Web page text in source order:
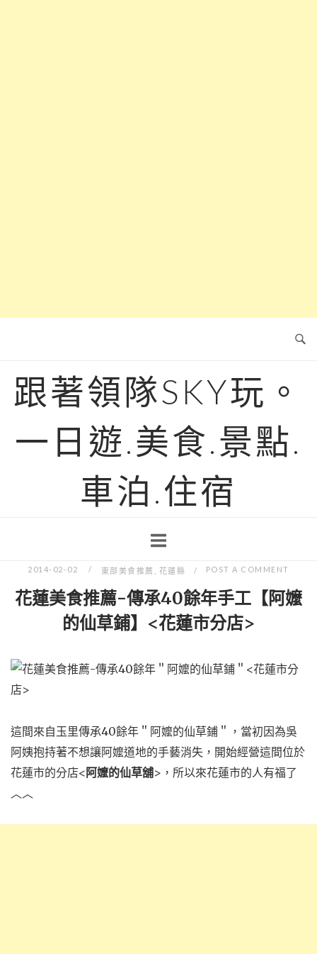
跟著領隊SKY玩。
一日遊.美食.景點.
車泊.住宿
2014-02-02 東部美食推薦 花蓮縣 POST A COMMENT
花蓮美食推薦-傳承40餘年手工【阿嬤
的仙草鋪】<花蓮市分店>
這間來自玉里傳承40餘年＂阿嬤的仙草鋪＂，當初因為吳
阿姨抱持著不想讓阿嬤道地的手藝消失，開始經營這間位於
花蓮市的分店<阿嬤的仙草舖>，所以來花蓮市的人有福了
︿︿